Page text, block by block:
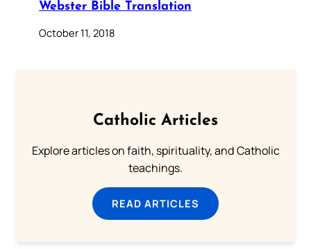
Webster Bible Translation
October 11, 2018
Catholic Articles
Explore articles on faith, spirituality, and Catholic
teachings.
READ ARTICLES